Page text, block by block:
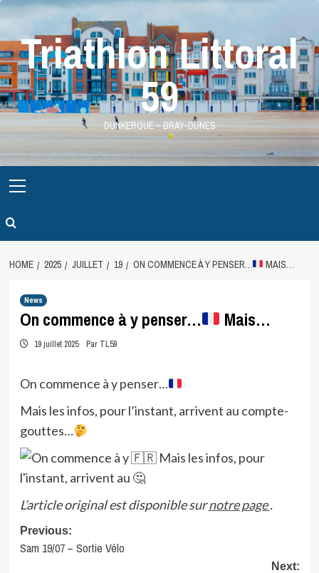
Skip
contentTriathlon Littoral
59
DUNKERQUE – BRAY-DUNES
Menu
HOME 2025 JUILLET 19 ON COMMENCE À Y PENSER… MAIS…
News
On commence à y penser… Mais…
19 juillet 2025 Par TL59
On commence à y penser…
Mais les infos, pour l’instant, arrivent au compte-
gouttes…
L’article original est disponible surnotre page.
Post
navigation
Previous:
Sam 19/07 – Sortie Vélo
Next: